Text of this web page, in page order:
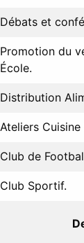
Débats et
Promotion du
École.
Distribution
Ateliers
Club de
Club Sportif.